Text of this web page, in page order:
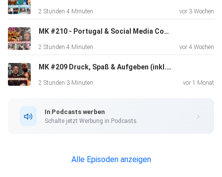
besitzen sonst irgendwelche medizinischen Ausbildungen
Scheine. Die Informationen auf diesem Kanal, inklusive aber
nicht
der
Unterhaltung und können spekulativ, erdacht oder falsch
medizinische
2 Stunden 4 Minuten vor 3 Wochen
MK #210 - Portugal & Social Media Content | MICHI | DOM | TOBI | MARTIN
2 Stunden 4 Minuten vor 4 Wochen
MK #209 Druck, Spaß & Aufgeben (inkl. Italien Recap) | CHRIS | REINER
2 Stunden 3 Minuten vor 1 Monat
In Podcasts werben
Schalte jetzt Werbung in Podcasts.
Alle Episoden anzeigen